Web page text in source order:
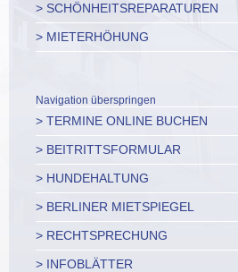
> SCHÖNHEITSREPARATUREN
> MIETERHÖHUNG
Navigation überspringen
> TERMINE ONLINE BUCHEN
> BEITRITTSFORMULAR
> HUNDEHALTUNG
> BERLINER MIETSPIEGEL
> RECHTSPRECHUNG
> INFOBLÄTTER